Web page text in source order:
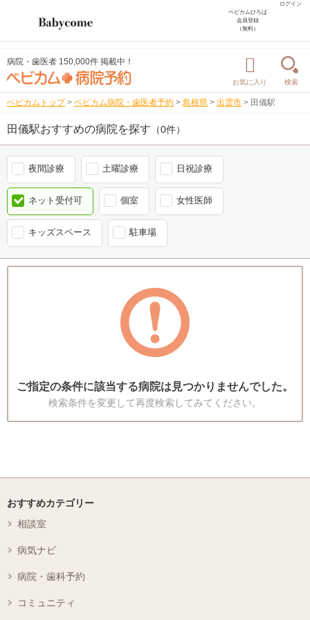
ログイン
ベビカムひろば
会員登録
（無料）
病院・歯医者 150,000件 掲載中！
お気に入り 検索
ベビカムトップ > ベビカム病院・歯医者予約 > 島根県 > 出雲市 > 田儀駅
田儀駅おすすめの病院を探す （0件）
夜間診療 土曜診療 日祝診療
ネット受付可 個室 女性医師
キッズスペース 駐車場
ご指定の条件に該当する病院は見つかりませんでした。
検索条件を変更して再度検索してみてください。
おすすめカテゴリー
相談室
病気ナビ
病院・歯科予約
コミュニティ